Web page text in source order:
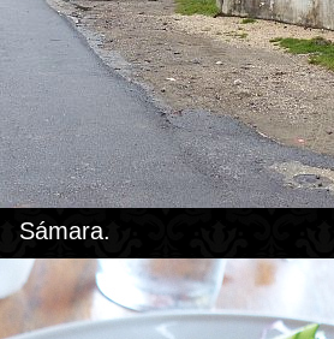
Sámara.